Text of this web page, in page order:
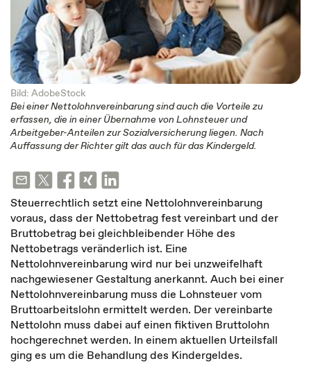
Bild: AdobeStock
Bei einer Nettolohnvereinbarung sind auch die Vorteile zu
erfassen, die in einer Übernahme von Lohnsteuer und
Arbeitgeber-Anteilen zur Sozialversicherung liegen. Nach
Auffassung der Richter gilt das auch für das Kindergeld.
Steuerrechtlich setzt eine Nettolohnvereinbarung
voraus, dass der Nettobetrag fest vereinbart und der
Bruttobetrag bei gleichbleibender Höhe des
Nettobetrags veränderlich ist. Eine
Nettolohnvereinbarung wird nur bei unzweifelhaft
nachgewiesener Gestaltung anerkannt. Auch bei einer
Nettolohnvereinbarung muss die Lohnsteuer vom
Bruttoarbeitslohn ermittelt werden. Der vereinbarte
Nettolohn muss dabei auf einen fiktiven Bruttolohn
hochgerechnet werden. In einem aktuellen Urteilsfall
ging es um die Behandlung des Kindergeldes.